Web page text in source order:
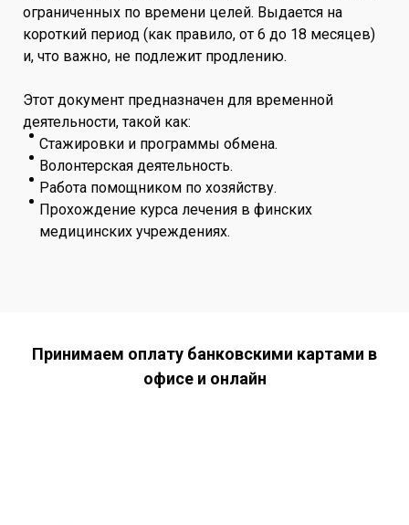
ограниченных по времени целей. Выдается на
короткий период (как правило, от 6 до 18 месяцев)
и, что важно, не подлежит продлению.
Этот документ предназначен для временной
деятельности, такой как:
Стажировки и программы обмена.
Волонтерская деятельность.
Работа помощником по хозяйству.
Прохождение курса лечения в финских
медицинских учреждениях.
Принимаем оплату банковскими картами в
офисе и онлайн